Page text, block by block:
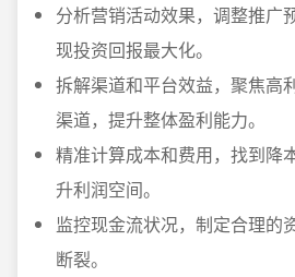
分析营销活动效果，调整推广
现投资回报最大化。
拆解渠道和平台效益，聚焦高
渠道，提升整体盈利能力。
精准计算成本和费用，找到降
升利润空间。
监控现金流状况，制定合理的
断裂。